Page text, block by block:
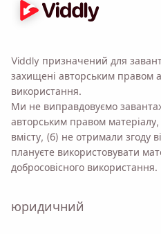
Viddly призначений для
захищені авторським правом
використання.
Ми не виправдовуємо
авторським правом
вмісту, (б) не отримали згоду
плануєте використовувати
добросовісного використання.
юридичний